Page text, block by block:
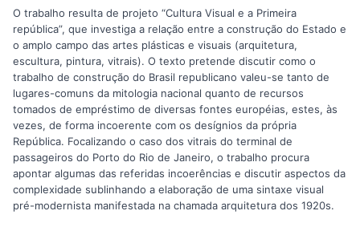
O trabalho resulta de projeto “Cultura Visual e a Primeira
república”, que investiga a relação entre a construção do Estado e
o amplo campo das artes plásticas e visuais (arquitetura,
escultura, pintura, vitrais). O texto pretende discutir como o
trabalho de construção do Brasil republicano valeu-se tanto de
lugares-comuns da mitologia nacional quanto de recursos
tomados de empréstimo de diversas fontes européias, estes, às
vezes, de forma incoerente com os desígnios da própria
República. Focalizando o caso dos vitrais do terminal de
passageiros do Porto do Rio de Janeiro, o trabalho procura
apontar algumas das referidas incoerências e discutir aspectos da
complexidade sublinhando a elaboração de uma sintaxe visual
pré-modernista manifestada na chamada arquitetura dos 1920s.